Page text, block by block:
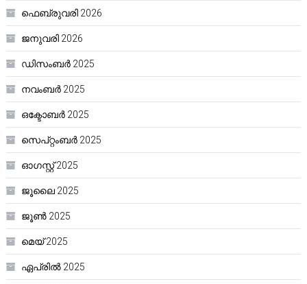
ഫെബ്രുവരി 2026
ജനുവരി 2026
ഡിസംബർ 2025
നവംബർ 2025
ഒക്ടോബർ 2025
സെപ്റ്റംബർ 2025
ഓഗസ്റ്റ്‌ 2025
ജൂലൈ 2025
ജൂൺ 2025
മെയ്‌ 2025
ഏപ്രിൽ 2025